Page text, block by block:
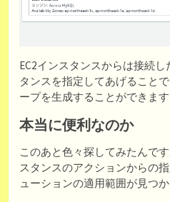
EC2インスタンスからは接続
タンスを指定してあげること
ープを生成することができます
本当に便利なのか
このあと色々探してみたんで
スタンスのアクションからの
ューションの適用範囲が見つか